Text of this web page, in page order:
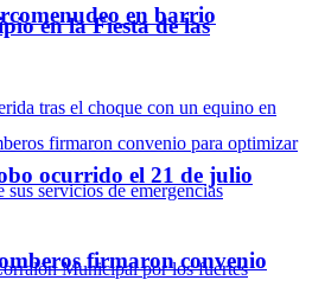
en la Fiesta de las
firmaron convenio
en barrio
ocurrido el 21 de julio